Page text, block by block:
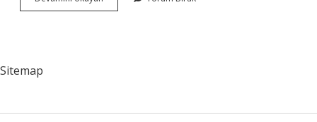
Kahkesine
Sitemap